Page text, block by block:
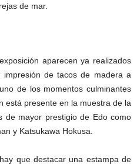
de mar.
aparecen ya realizados
de tacos de madera a
de los momentos culminantes
está presente en la muestra de la
de mayor prestigio de Edo como
y Katsukawa Hokusa.
que destacar una estampa de